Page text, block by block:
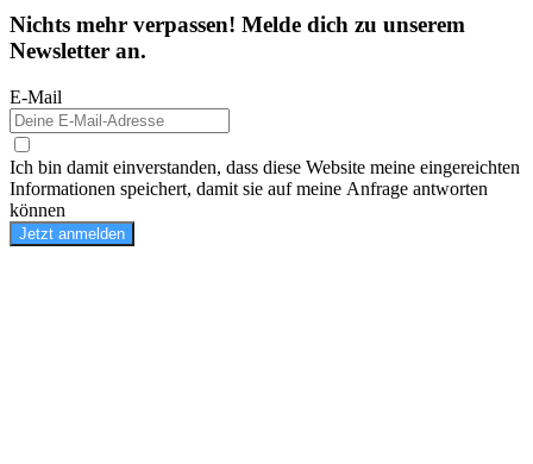
Nichts mehr verpassen! Melde dich zu unserem
Newsletter an.
E-Mail
Ich bin damit einverstanden, dass diese Website meine eingereichten
Informationen speichert, damit sie auf meine Anfrage antworten
können
Jetzt anmelden